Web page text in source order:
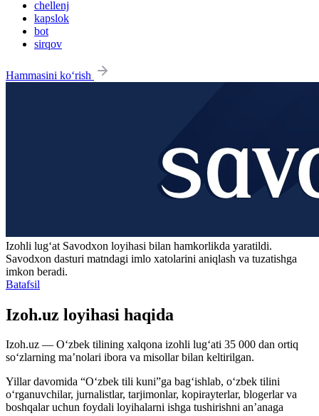
chellenj
kapslok
bot
sirqov
Hammasini ko‘rish
Izohli lugʻat Savodxon loyihasi bilan hamkorlikda yaratildi.
Savodxon dasturi matndagi imlo xatolarini aniqlash va tuzatishga
imkon beradi.
Batafsil
Izoh.uz loyihasi haqida
Izoh.uz — O‘zbek tilining xalqona izohli lug‘ati 35 000 dan ortiq
so‘zlarning ma’nolari ibora va misollar bilan keltirilgan.
Yillar davomida “O‘zbek tili kuni”ga bag‘ishlab, o‘zbek tilini
o‘rganuvchilar, jurnalistlar, tarjimonlar, kopirayterlar, blogerlar va
boshqalar uchun foydali loyihalarni ishga tushirishni an’anaga